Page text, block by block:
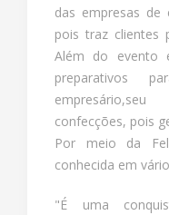
das empresas de
pois traz clientes
Além do evento
preparativos
confecções, pois
Por meio da
conhecida em
"É uma